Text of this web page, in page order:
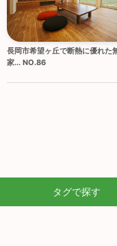
長岡市希望ヶ丘で断熱に優れた
家... NO.86
タグで探す